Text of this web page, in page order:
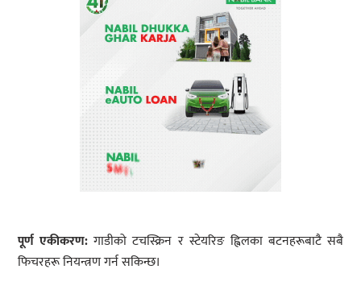
पूर्ण एकीकरण: गाडीको टचस्क्रिन र स्टेयरिङ ह्विलका बटनहरूबाटै सबै
फिचरहरू नियन्त्रण गर्न सकिन्छ।